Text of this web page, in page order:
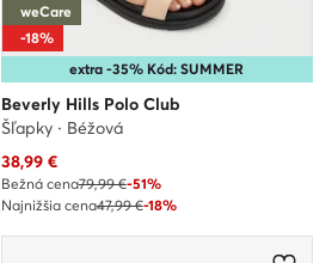
extra -35% Kód: SUMMER
weCare
-18%
Beverly Hills Polo Club
Šľapky · Béžová
Aktuálna cena
38,99€
Bežná cena79,99 €-51%
Najnižšia cena47,99 €-18%